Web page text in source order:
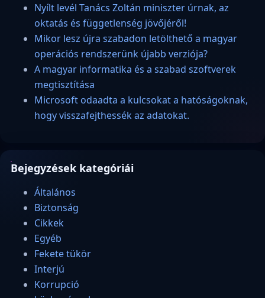
Nyílt levél Tanács Zoltán miniszter úrnak, az
oktatás és függetlenség jövőjéről!
Mikor lesz újra szabadon letölthető a magyar
operációs rendszerünk újabb verziója?
A magyar informatika és a szabad szoftverek
megtisztítása
Microsoft odaadta a kulcsokat a hatóságoknak,
hogy visszafejthessék az adatokat.
Bejegyzések kategóriái
Általános
Biztonság
Cikkek
Egyéb
Fekete tükör
Interjú
Korrupció